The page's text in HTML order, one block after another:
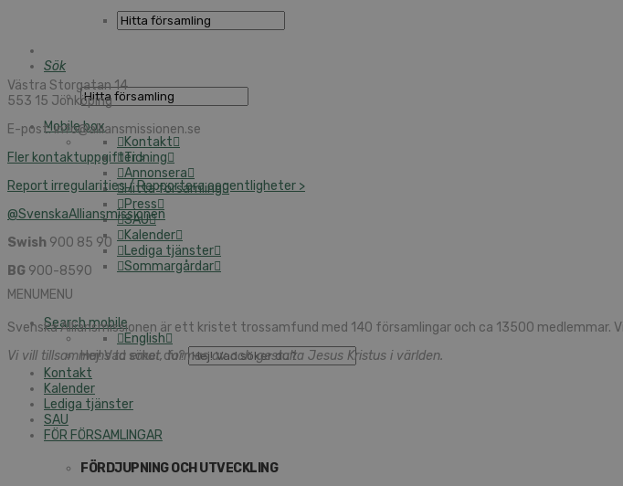
Sök
Mobile box
Kontakt
Tidning
Annonsera
Hitta församling
Press
SAU
Kalender
Lediga tjänster
Sommargårdar
MENUMENU
Search mobile
English
Hej! Vad söker du?
Kontakt
Kalender
Lediga tjänster
SAU
FÖR FÖRSAMLINGAR
FÖRDJUPNING OCH UTVECKLING
Västra Storgatan 14
553 15 Jönköping
E-post: info@alliansmissionen.se
Fler kontaktuppgifter >
Report irregularities / Rapportera oegentligheter >
@SvenskaAlliansmissionen
Swish 900 85 90
BG 900-8590
Svenska Alliansmissionen är ett kristet trossamfund med 140 församlingar och ca 13500
Vi vill tillsammans ta emot, formas av och gestalta Jesus Kristus i världen.